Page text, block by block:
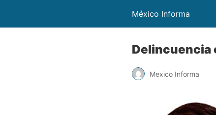
México Informa
Delincuencia
Mexico Informa